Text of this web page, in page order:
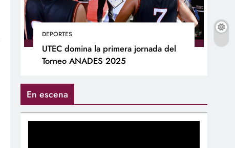
DEPORTES
UTEC domina la primera jornada del
Torneo ANADES 2025
En escena